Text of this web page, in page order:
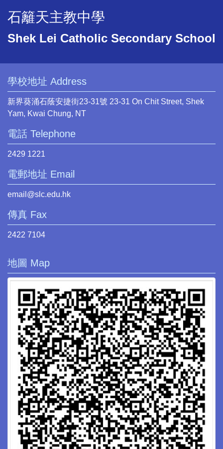
石籬天主教中學
Shek Lei Catholic Secondary School
學校地址 Address
新界葵涌石蔭安捷街23-31號 23-31 On Chit Street, Shek
Yam, Kwai Chung, NT
電話 Telephone
2429 1221
電郵地址 Email
email@slc.edu.hk
傳真 Fax
2422 7104
地圖 Map